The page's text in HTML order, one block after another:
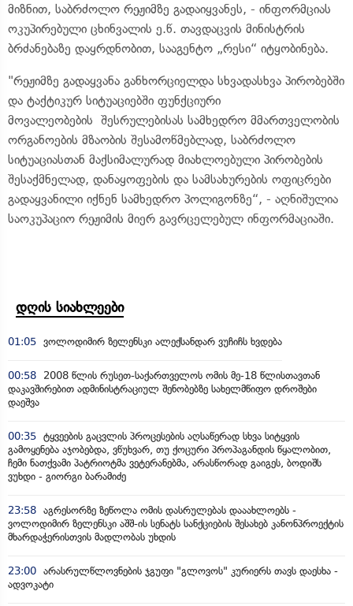
მიზნით, საბრძოლო რეჟიმზე გადაიყვანეს, - ინფორმციას
ოკუპირებული ცხინვალის ე.წ. თავდაცვის მინისტრის
ბრძანებაზე დაყრდნობით, სააგენტო „რესი“ იტყობინება.
"რეჟიმზე გადაყვანა განხორციელდა სხვადასხვა პირობებში
და ტაქტიკურ სიტუაციებში ფუნქციური
მოვალეობების შესრულებისას სამხედრო მმართველობის
ორგანოების მზაობის შესამოწმებლად, საბრძოლო
სიტუაციასთან მაქსიმალურად მიახლოებული პირობების
შესაქმნელად, დანაყოფების და სამსახურების ოფიცრები
გადაყვანილი იქნენ სამხედრო პოლიგონზე“, - აღნიშულია
საოკუპაციო რეჟიმის მიერ გავრცელებულ ინფორმაციაში.
დღის სიახლეები
01:05 ვოლოდიმირ ზელენსკი ალექსანდარ ვუჩიჩს ხვდება
00:58
2008 წლის რუსეთ-საქართველოს ომის მე-18 წლისთავთან
დაკავშირებით ადმინისტრაციულ შენობებზე სახელმწიფო დროშები
დაეშვა
00:35 ტყვეების გაცვლის პროცესების აღსაწერად სხვა სიტყვის
გამოყენება აჯობებდა, ვწუხვარ, თუ ქოცური პროპაგანდის წყალობით,
ჩემი ნათქვამი პატრიოტმა ვეტერანებმა, არასწორად გაიგეს, ბოდიშს
ვუხდი - გიორგი ბარამიძე
23:58 აგრესორზე ზეწოლა ომის დასრულებას დააახლოებს -
ვოლოდიმირ ზელენსკი აშშ-ის სენატს სანქციების შესახებ კანონპროექტის
მხარდაჭერისთვის მადლობას უხდის
23:00 არასრულწლოვნების ჯგუფი "გლოვოს" კურიერს თავს დაესხა -
ადვოკატი